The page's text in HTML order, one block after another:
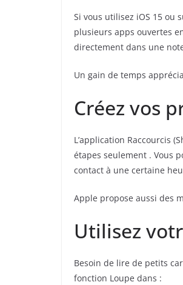
Si vous utilisez iOS 15 ou
plusieurs apps ouvertes
directement dans une
Un gain de temps
Créez vos
L’application Raccourcis
étapes seulement . Vous
contact à une certaine
Apple propose aussi des
Utilisez
Besoin de lire de petits
fonction Loupe dans :